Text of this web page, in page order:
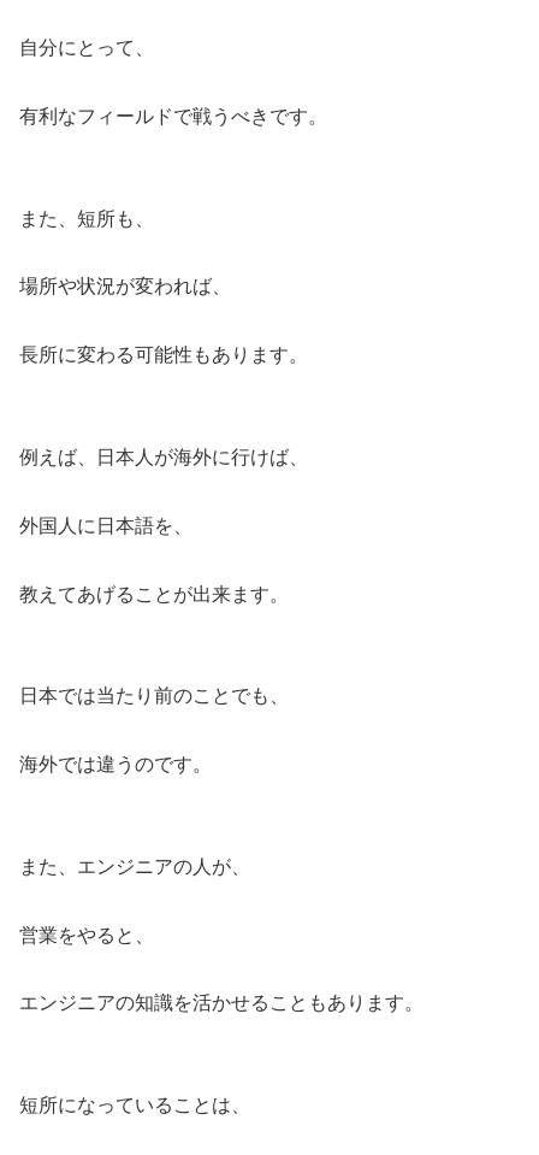
自分にとって、
有利なフィールドで戦うべきです。
また、短所も、
場所や状況が変われば、
長所に変わる可能性もあります。
例えば、日本人が海外に行けば、
外国人に日本語を、
教えてあげることが出来ます。
日本では当たり前のことでも、
海外では違うのです。
また、エンジニアの人が、
営業をやると、
エンジニアの知識を活かせることもあります。
短所になっていることは、